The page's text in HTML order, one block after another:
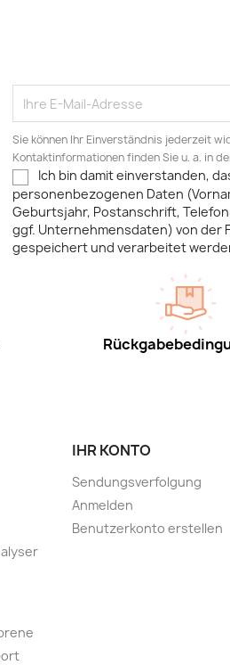
Sie können Ihr Einverständnis jederzeit
Kontaktinformationen finden Sie u. a. in
Ich bin damit einverstanden,
personenbezogenen Daten
Geburtsjahr, Postanschrift,
ggf. Unternehmensdaten) von der
gespeichert und verarbeitet
IHR KONTO
Sendungsverfolgung
Anmelden
Benutzerkonto erstellen